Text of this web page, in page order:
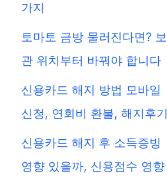
가지
토마토 금방 물러진다면? 보
관 위치부터 바꿔야 합니다
신용카드 해지 방법 모바일
신청, 연회비 환불, 해지후기
신용카드 해지 후 소득증빙
영향 있을까, 신용점수 영향